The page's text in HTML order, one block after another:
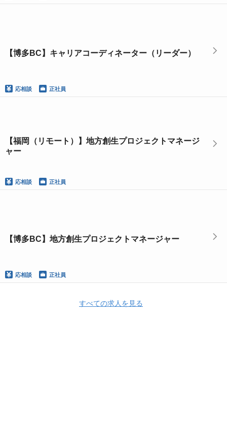
【博多BC】キャリアコーディネーター（リーダー）
応相談 正社員
【福岡（リモート）】地方創生プロジェクトマネージ
ャー
応相談 正社員
【博多BC】地方創生プロジェクトマネージャー
応相談 正社員
すべての求人を見る